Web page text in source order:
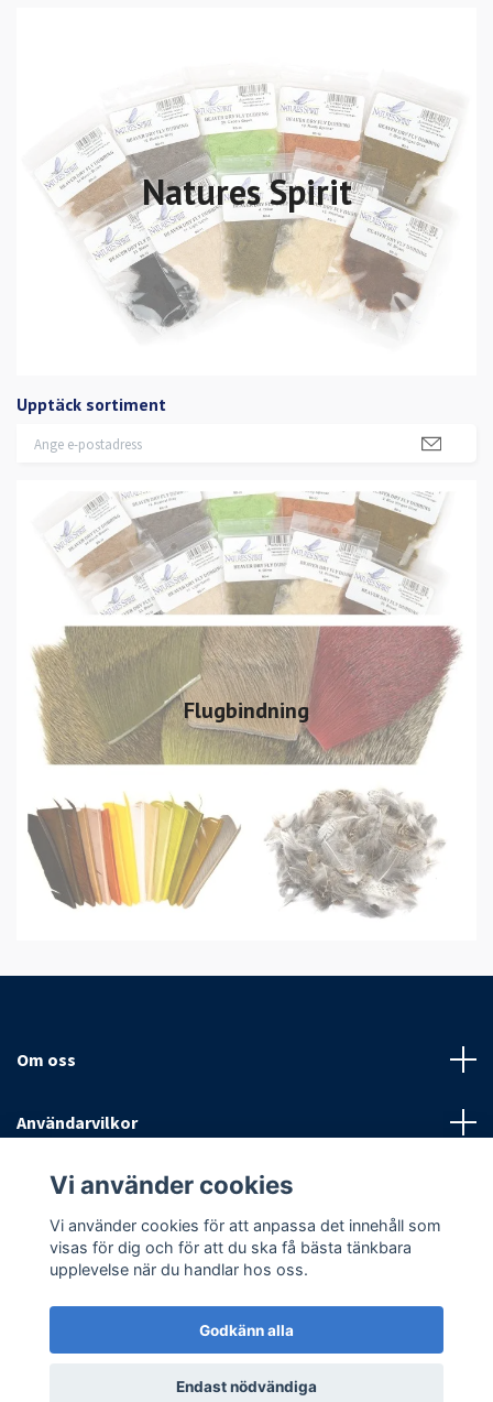
Natures Spirit
Upptäck sortiment
Flugbindning
Om oss
Användarvilkor
Sociala medier
© 2026 Antispinn AB
Vi använder cookies
Vi använder cookies för att anpassa det innehåll som
visas för dig och för att du ska få bästa tänkbara
upplevelse när du handlar hos oss.
Godkänn alla
Endast nödvändiga